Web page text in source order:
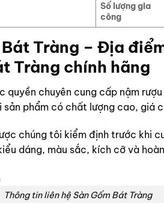
Số lượng gia
công
Tràng – Địa
Tràng chính hãng
quyền chuyên cung cấp nậm
phẩm có chất lượng cao, giá
chúng tôi kiểm định trước khi
dáng, màu sắc, kích cỡ và
Thông tin liên hệ Sàn Gốm Bát Tràng